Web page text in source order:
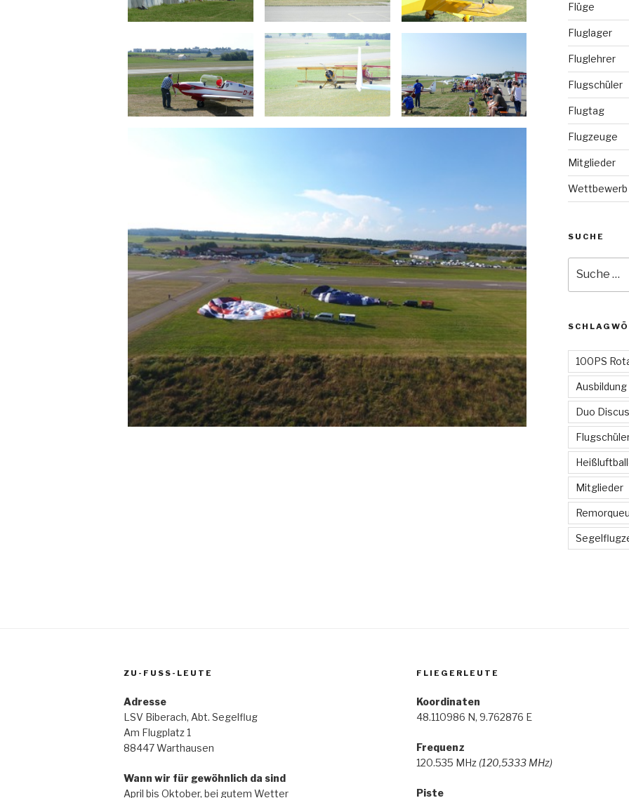
Flüge
Fluglager
Fluglehrer
Flugschüler
Flugtag
Flugzeuge
Mitglieder
Wettbewerb
SUCHE
nach:
100PS
Ausbildung
Duo
Mitglieder
ZU-FUSS-LEUTE
Adresse
LSV Biberach, Abt. Segelflug
Am Flugplatz 1
88447 Warthausen
Wann wir für gewöhnlich da sind
April bis Oktober, bei gutem Wetter
FLIEGERLEUTE
Koordinaten
48.110986 N, 9.762876 E
Frequenz
120.535 MHz (120,5333 MHz)
Piste